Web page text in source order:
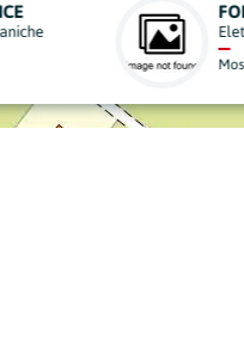
SANITÀ
Alimentari e Supermercati
Mostra sulla mappa